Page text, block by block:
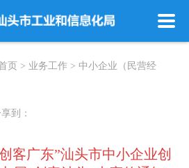
页 > 业务工作 > 中小企业（民营经
到：
客广东”汕头市中小企业创